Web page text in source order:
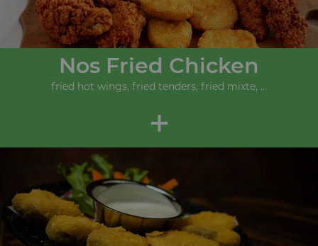
Nos Fried Chicken
fried hot wings, fried tenders, fried mixte, ...
+